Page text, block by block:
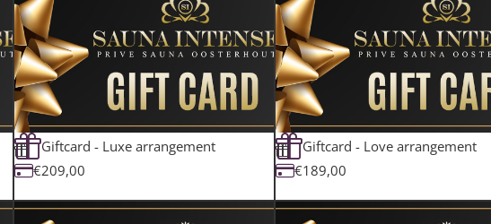
Giftcard - Luxe arrangement
€209,00
Giftcard - Love arrangement
€189,00